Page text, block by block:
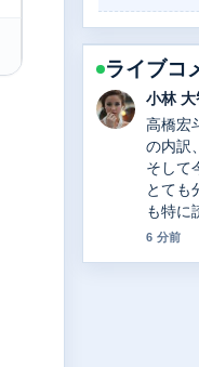
ライブコ
田中 美
Travis
をファ
ーフ、
説 を
着いて
8 分前